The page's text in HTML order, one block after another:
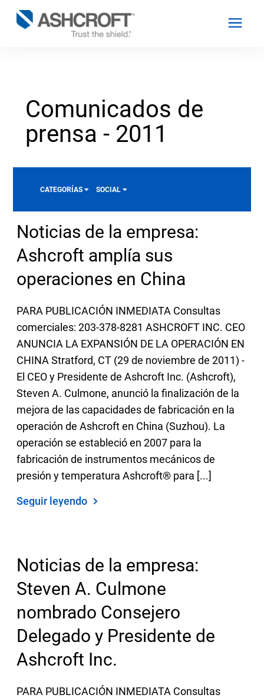
Acerca de
Seleccione una zona geográfica
Inicio de sesión
Carreras profesionales
Póngase en contacto
Solicitar cotización
Comunicados de
prensa - 2011
CATEGORÍAS SOCIAL
2021
2020
2018
2017
2016
2015
2014
2013
2012
2011
2010
2009
2008
Noticias de la empresa:
Ashcroft amplía sus
operaciones en China
PARA PUBLICACIÓN INMEDIATA Consultas
comerciales: 203-378-8281 ASHCROFT INC. CEO
ANUNCIA LA EXPANSIÓN DE LA OPERACIÓN EN
CHINA Stratford, CT (29 de noviembre de 2011) -
El CEO y Presidente de Ashcroft Inc. (Ashcroft),
Steven A. Culmone, anunció la finalización de la
mejora de las capacidades de fabricación en la
operación de Ashcroft en China (Suzhou). La
operación se estableció en 2007 para la
fabricación de instrumentos mecánicos de
presión y temperatura Ashcroft® para [...]
Seguir leyendo
Noticias de la empresa:
Steven A. Culmone
nombrado Consejero
Delegado y Presidente de
Ashcroft Inc.
PARA PUBLICACIÓN INMEDIATA Consultas